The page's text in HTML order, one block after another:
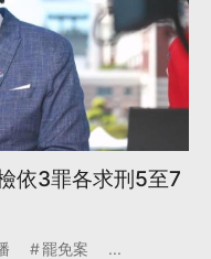
依3罪各求刑5至7
罷免案 ...